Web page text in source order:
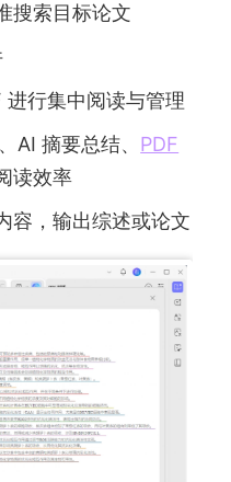
搜索目标论文
进行集中阅读与管理
AI 摘要总结、 PDF
读效率
容，输出综述或论文